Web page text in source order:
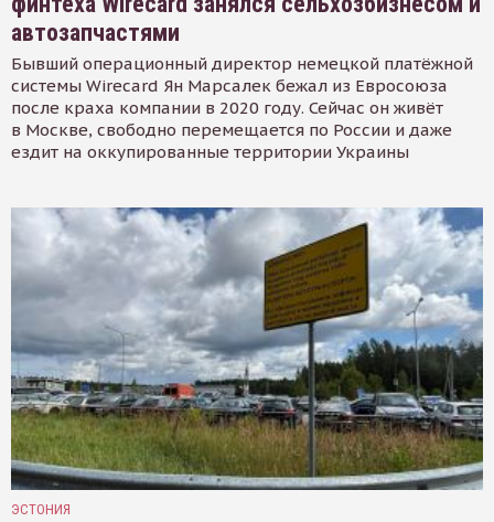
автозапчастями
Бывший операционный директор немецкой платёжной
системы Wirecard Ян Марсалек бежал из Евросоюза
после краха компании в 2020 году. Сейчас он живёт
в Москве, свободно перемещается по России и даже
ездит на оккупированные территории Украины
ЭСТОНИЯ